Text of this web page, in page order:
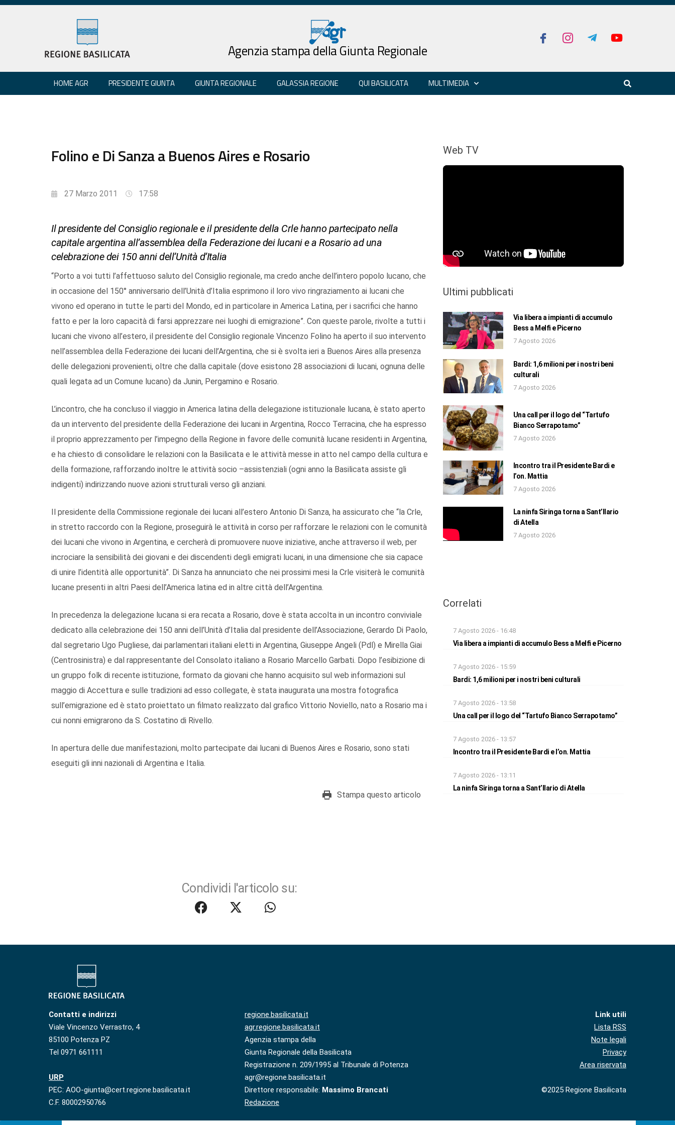
Agenzia stampa della Giunta Regionale
HOME AGR PRESIDENTE GIUNTA GIUNTA REGIONALE GALASSIA REGIONE QUI BASILICATA MULTIMEDIA
Folino e Di Sanza a Buenos Aires e Rosario
27 Marzo 2011 17:58
Il presidente del Consiglio regionale e il presidente della Crle hanno partecipato nella
capitale argentina all’assemblea della Federazione dei lucani e a Rosario ad una
celebrazione dei 150 anni dell’Unità d’Italia
“Porto a voi tutti l’affettuoso saluto del Consiglio regionale, ma credo anche dell’intero popolo lucano, che
in occasione del 150° anniversario dell’Unità d’Italia esprimono il loro vivo ringraziamento ai lucani che
vivono ed operano in tutte le parti del Mondo, ed in particolare in America Latina, per i sacrifici che hanno
fatto e per la loro capacità di farsi apprezzare nei luoghi di emigrazione”. Con queste parole, rivolte a tutti i
lucani che vivono all’estero, il presidente del Consiglio regionale Vincenzo Folino ha aperto il suo intervento
nell’assemblea della Federazione dei lucani dell’Argentina, che si è svolta ieri a Buenos Aires alla presenza
delle delegazioni provenienti, oltre che dalla capitale (dove esistono 28 associazioni di lucani, ognuna delle
quali legata ad un Comune lucano) da Junin, Pergamino e Rosario.
L’incontro, che ha concluso il viaggio in America latina della delegazione istituzionale lucana, è stato aperto
da un intervento del presidente della Federazione dei lucani in Argentina, Rocco Terracina, che ha espresso
il proprio apprezzamento per l’impegno della Regione in favore delle comunità lucane residenti in Argentina,
e ha chiesto di consolidare le relazioni con la Basilicata e le attività messe in atto nel campo della cultura e
della formazione, rafforzando inoltre le attività socio –assistenziali (ogni anno la Basilicata assiste gli
indigenti) indirizzando nuove azioni strutturali verso gli anziani.
Il presidente della Commissione regionale dei lucani all’estero Antonio Di Sanza, ha assicurato che “la Crle,
in stretto raccordo con la Regione, proseguirà le attività in corso per rafforzare le relazioni con le comunità
dei lucani che vivono in Argentina, e cercherà di promuovere nuove iniziative, anche attraverso il web, per
incrociare la sensibilità dei giovani e dei discendenti degli emigrati lucani, in una dimensione che sia capace
di unire l’identità alle opportunità”. Di Sanza ha annunciato che nei prossimi mesi la Crle visiterà le comunità
lucane presenti in altri Paesi dell’America latina ed in altre città dell’Argentina.
In precedenza la delegazione lucana si era recata a Rosario, dove è stata accolta in un incontro conviviale
dedicato alla celebrazione dei 150 anni dell’Unità d’Italia dal presidente dell’Associazione, Gerardo Di Paolo,
dal segretario Ugo Pugliese, dai parlamentari italiani eletti in Argentina, Giuseppe Angeli (Pdl) e Mirella Giai
(Centrosinistra) e dal rappresentante del Consolato italiano a Rosario Marcello Garbati. Dopo l’esibizione di
un gruppo folk di recente istituzione, formato da giovani che hanno acquisito sul web informazioni sul
maggio di Accettura e sulle tradizioni ad esso collegate, è stata inaugurata una mostra fotografica
sull’emigrazione ed è stato proiettato un filmato realizzato dal grafico Vittorio Noviello, nato a Rosario ma i
cui nonni emigrarono da S. Costatino di Rivello.
In apertura delle due manifestazioni, molto partecipate dai lucani di Buenos Aires e Rosario, sono stati
eseguiti gli inni nazionali di Argentina e Italia.
Stampa questo articolo
Condividi l'articolo su:
Web TV
Ultimi pubblicati
Via libera a impianti di accumulo
Bess a Melfi e Picerno
7 Agosto 2026
Bardi: 1,6 milioni per i nostri beni
culturali
7 Agosto 2026
Una call per il logo del “Tartufo
Bianco Serrapotamo”
7 Agosto 2026
Incontro tra il Presidente Bardi e
l’on. Mattia
7 Agosto 2026
La ninfa Siringa torna a Sant’Ilario
di Atella
7 Agosto 2026
Correlati
7 Agosto 2026 - 16:48
Via libera a impianti di accumulo Bess a Melfi e Picerno
7 Agosto 2026 - 15:59
Bardi: 1,6 milioni per i nostri beni culturali
7 Agosto 2026 - 13:58
Una call per il logo del “Tartufo Bianco Serrapotamo”
7 Agosto 2026 - 13:57
Incontro tra il Presidente Bardi e l’on. Mattia
7 Agosto 2026 - 13:11
La ninfa Siringa torna a Sant’Ilario di Atella
Contatti e indirizzi
Viale Vincenzo Verrastro, 4
85100 Potenza PZ
Tel 0971 661111
URP
PEC: AOO-giunta@cert.regione.basilicata.it
C.F. 80002950766
regione.basilicata.it
agr.regione.basilicata.it
Agenzia stampa della
Giunta Regionale della Basilicata
Registrazione n. 209/1995 al Tribunale di Potenza
agr@regione.basilicata.it
Direttore responsabile: Massimo Brancati
Redazione
Link utili
Lista RSS
Note legali
Privacy
Area riservata
©2025 Regione Basilicata